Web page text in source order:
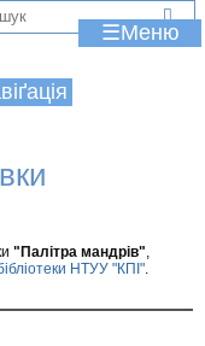
☰
"Палітра мандрів",
НТУУ "КПІ".